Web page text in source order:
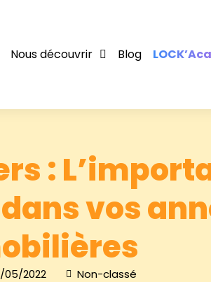
Nous découvrir Blog
:
vos
05/2022 Non-classé